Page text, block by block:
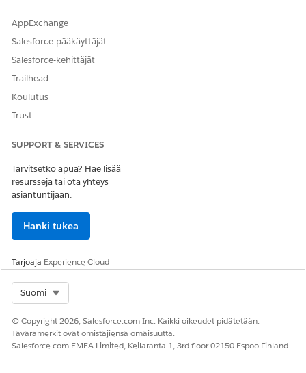
AppExchange
Salesforce-pääkäyttäjät
Salesforce-kehittäjät
Trailhead
Koulutus
Trust
SUPPORT & SERVICES
Tarvitsetko apua? Hae lisää
resursseja tai ota yhteys
asiantuntijaan.
Hanki tukea
Tarjoaja Experience Cloud
Suomi
© Copyright 2026, Salesforce.com Inc. Kaikki oikeudet pidätetään.
Tavaramerkit ovat omistajiensa omaisuutta.
Salesforce.com EMEA Limited, Keilaranta 1, 3rd floor 02150 Espoo Finland